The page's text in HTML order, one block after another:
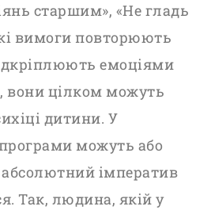
старшим», «Не гладь
вимоги повторюють
емоціями
вони цілком можуть
дитини. У
можуть або
імператив
Так, людина, якій у